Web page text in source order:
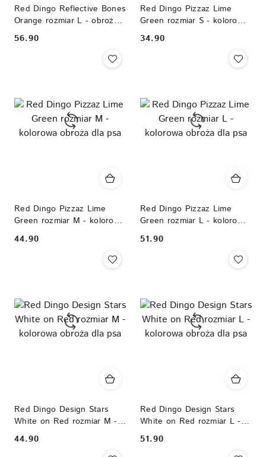
Red Dingo Reflective Bones
Orange rozmiar L - obroża
odblaskowa
Cena:
56.90
Red Dingo Pizzaz Lime
Green rozmiar S - kolorowa
obroża dla psa
Cena:
34.90
Red Dingo Pizzaz Lime
Green rozmiar M - kolorowa
obroża dla psa
Cena:
44.90
Red Dingo Pizzaz Lime
Green rozmiar L - kolorowa
obroża dla psa
Cena:
51.90
Red Dingo Design Stars
White on Red rozmiar M -
kolorowa obroża dla psa
Cena:
44.90
Red Dingo Design Stars
White on Red rozmiar L -
kolorowa obroża dla psa
Cena:
51.90